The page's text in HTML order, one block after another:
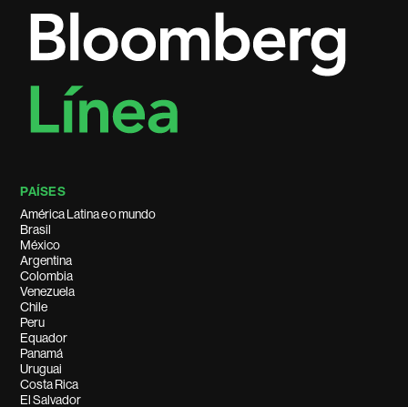
PAÍSES
América Latina e o mundo
Brasil
México
Argentina
Colombia
Venezuela
Chile
Peru
Equador
Panamá
Uruguai
Costa Rica
El Salvador